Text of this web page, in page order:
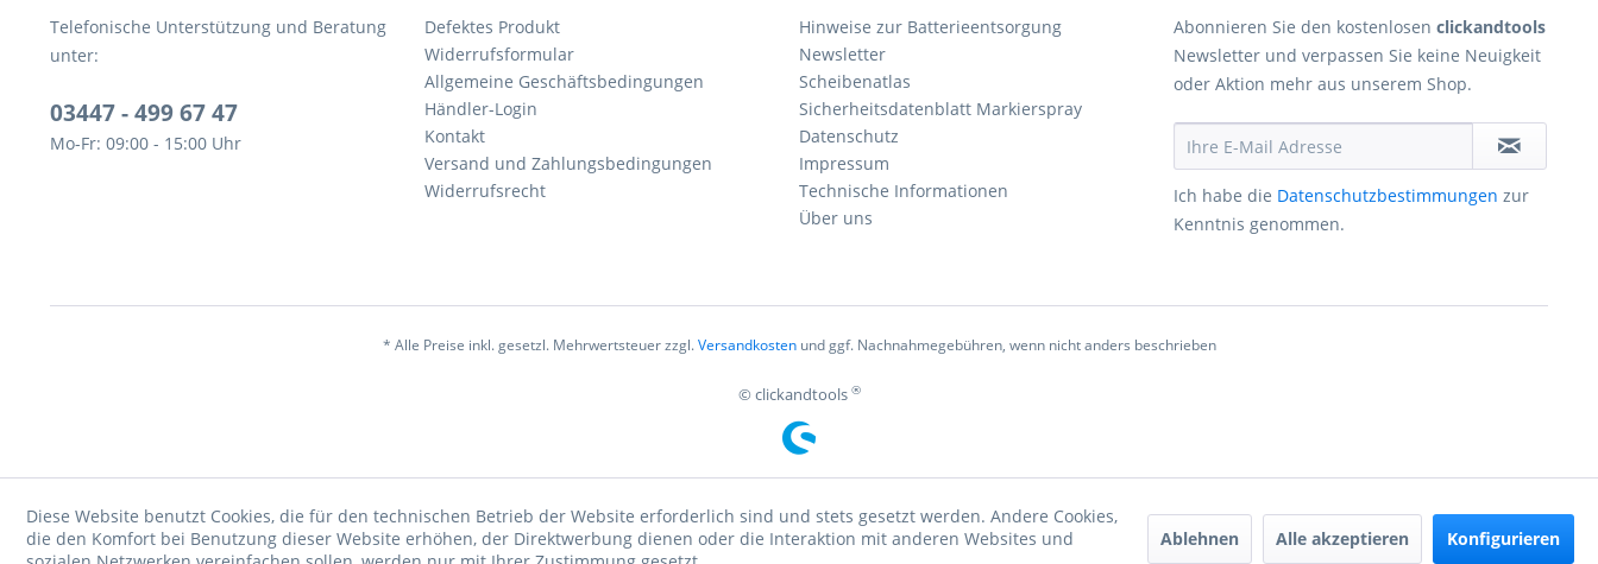
Telefonische Unterstützung und Beratung
unter:
03447 - 499 67 47
Mo-Fr: 09:00 - 15:00 Uhr
Defektes Produkt
Widerrufsformular
Allgemeine Geschäftsbedingungen
Händler-Login
Kontakt
Versand und Zahlungsbedingungen
Widerrufsrecht
Hinweise zur Batterieentsorgung
Newsletter
Scheibenatlas
Sicherheitsdatenblatt Markierspray
Datenschutz
Impressum
Technische Informationen
Über uns
Abonnieren Sie den kostenlosen clickandtools
Newsletter und verpassen Sie keine Neuigkeit
oder Aktion mehr aus unserem Shop.
Ich habe die Datenschutzbestimmungen zur
Kenntnis genommen.
* Alle Preise inkl. gesetzl. Mehrwertsteuer zzgl.Versandkostenund ggf. Nachnahmegebühren, wenn nicht anders beschrieben
© clickandtools ®
Diese Website benutzt Cookies, die für den technischen Betrieb der Website erforderlich sind und stets gesetzt werden. Andere Cookies,
die den Komfort bei Benutzung dieser Website erhöhen, der Direktwerbung dienen oder die Interaktion mit anderen Websites und
Ablehnen Alle akzeptieren Konfigurieren